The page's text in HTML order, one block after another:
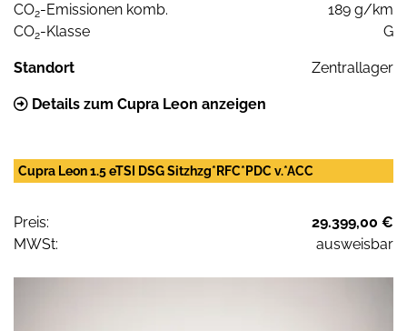
CO2-Emissionen komb.
189 g/km
CO2-Klasse G
Standort Zentrallager
Details zum Cupra Leon anzeigen
Cupra Leon 1.5 eTSI DSG Sitzhzg*RFC*PDC v.*ACC
Preis:
29.399,00 €
MWSt:
ausweisbar